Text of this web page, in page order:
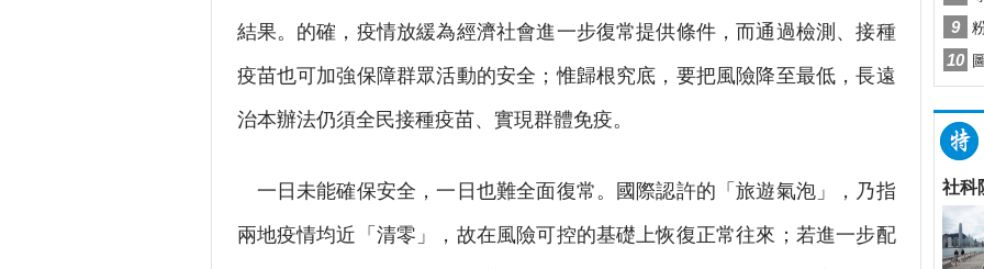
結果。的確，疫情放緩為經濟社會進一步復常提供條件，而通過檢測、接種
疫苗也可加強保障群眾活動的安全；惟歸根究底，要把風險降至最低，長遠
治本辦法仍須全民接種疫苗、實現群體免疫。
一日未能確保安全，一日也難全面復常。國際認許的「旅遊氣泡」，乃指
兩地疫情均近「清零」，故在風險可控的基礎上恢復正常往來；若進一步配